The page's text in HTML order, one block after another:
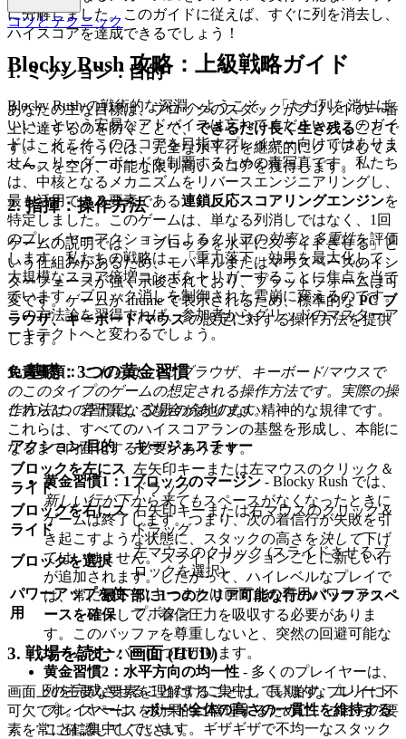
に分解しました。このガイドに従えば、すぐに列を消去し、
ハイスコアを達成できるでしょう！
1. ミッション：目的
あなたの主な目標は、ブロックのスタックがグリッドの一番
上に達するのを防ぐことで、 できるだけ長く生き残ることで
す。これを行うには、完全な水平行を継続的にクリアしてス
ペースを空け、可能な限り高いスコアを獲得します。
2. 指揮：操作方法
ゲームの説明では、「ブロックを水平にスライドさせる」と
いう仕組みがあるため、モバイルまたはマウスベースのイン
ターフェースが強く示唆されており、プラットフォームは可
変です。ゲームが iframe で表示されるため、標準的な PC ブ
ラウザ、キーボード/マウスの設定に対する操作方法を提供
します。
免責事項： これらは、PC ブラウザ、キーボード/マウスで
のこのタイプのゲームの想定される操作方法です。実際の操
作方法は、若干異なる場合があります。
アクション/目的
キー/ジェスチャー
ブロックを左にス
ライド
左矢印キーまたは左マウスのクリック＆
ドラッグ
ブロックを右にス
ライド
右矢印キーまたは右マウスのクリック＆
ドラッグ
ブロックを選択
左マウスのクリック (スライドさせるブ
ロックを選択)
パワーアップを使
用
'E' キーまたは画面上の専用パワーアッ
プボタン
3. 戦場を読む：画面 (HUD)
画面上の主要な要素を理解することは、長期的なプレイに不
可欠です。スペースを効果的に管理するために、これらの要
素を常に確認してください。
コツとテクニック
Blocky Rush 攻略：上級戦略ガイド
Blocky Rush の戦術的な深淵へようこそ。「ただ列を消せば
いい」という安易なアドバイスは忘れてください。このガイ
ドは、そこそこのスコアを目指すプレイヤー向けではありま
せん。リーダーボードを制覇するための青写真です。私たち
は、中核となるメカニズムをリバースエンジニアリングし、
最も活用できる要素である連鎖反応スコアリングエンジンを
特定しました。このゲームは、単なる列消しではなく、1回
のプレイヤーアクションによるクリアの効率と 多重性を評価
します。私たちの戦略は、「重力落下」効果を最大化して、
大規模なスコア倍増コンボをトリガーすることに焦点を当て
ています。ブロック消しを制御された雪崩に変えるのです。
この方法論を習得すれば、参加者からグリッドのマスターア
ーキテクトへと変わるでしょう。
1. 基礎：3つの黄金習慣
これら3つの習慣は、交渉の余地のない精神的な規律です。
これらは、すべてのハイスコアランの基盤を形成し、本能に
なるまで内面化する必要があります。
黄金習慣1：1ブロックのマージン - Blocky Rush では、
新しい行が下から来ても スペースがなくなったときに
ゲームは終了します。つまり、次の着信行が失敗を引
き起こすような状態に、スタックの高さを決して下げ
てはいけません。スライドアクションごとに新しい行
が追加されます。したがって、ハイレベルなプレイで
は、常に最下部に1つのクリア可能な行のバッファスペ
ースを確保して、着信圧力を吸収する必要がありま
す。このバッファを尊重しないと、突然の回避可能な
ゲームオーバーにつながります。
黄金習慣2：水平方向の均一性 - 多くのプレイヤーは、
列を完成させることだけに集中しています。エリート
プレイヤーは、ボード全体の高さの一貫性を維持する
ことに集中しています。ギザギザで不均一なスタック